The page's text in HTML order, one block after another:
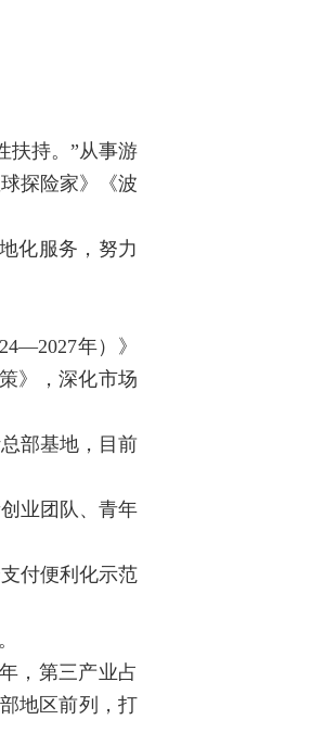
扶持。”从事游
探险家》《波
化服务，努力
年）》
》，深化市场
部基地，目前
业团队、青年
付便利化示范
，第三产业占
地区前列，打